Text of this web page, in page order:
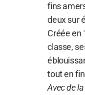
fins
deux sur
Créée en
classe,
tout en
Avec de